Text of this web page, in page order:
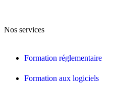
Nos services
Formation réglementaire
Formation aux logiciels